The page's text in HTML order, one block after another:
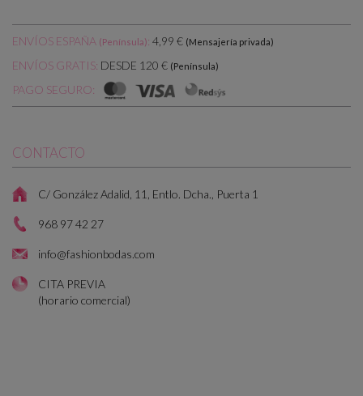
ENVÍOS ESPAÑA (Península): 4,99 € (Mensajería privada)
ENVÍOS GRATIS: DESDE 120 € (Península)
PAGO SEGURO:
CONTACTO
C/ González Adalid, 11, Entlo. Dcha., Puerta 1
968 97 42 27
info@fashionbodas.com
CITA PREVIA
(horario comercial)